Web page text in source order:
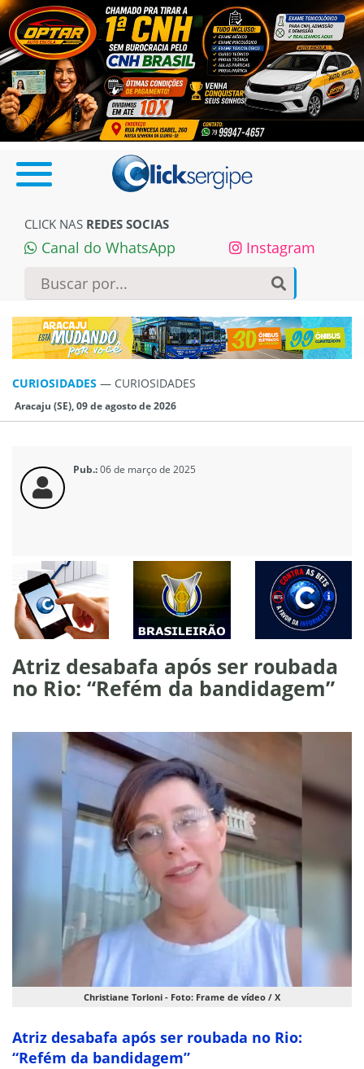
CLICK NAS REDES SOCIAS
Canal do WhatsApp Instagram
CURIOSIDADES — CURIOSIDADES
Aracaju (SE), 09 de agosto de 2026
Pub.:06 de março de 2025
Atriz desabafa após ser roubada
no Rio: “Refém da bandidagem”
Christiane Torloni - Foto: Frame de vídeo / X
Atriz desabafa após ser roubada no Rio:
“Refém da bandidagem”